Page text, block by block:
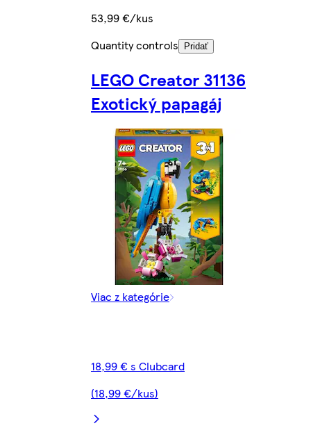
53,99 €/kus
Quantity controls
Pridať
LEGO Creator 31136
Exotický papagáj
Viac z kategórie
18,99 € s Clubcard
(18,99 €/kus)